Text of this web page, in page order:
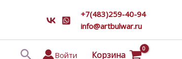
+7(483)259-40-94
info@artbulwar.ru
ПоискВойти Корзина